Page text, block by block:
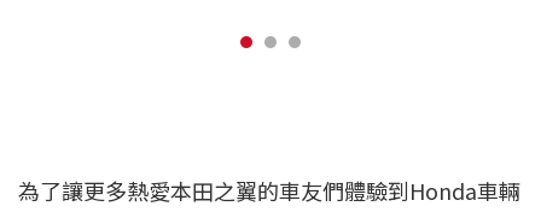
為了讓更多熱愛本田之翼的車友們體驗到Honda車輛